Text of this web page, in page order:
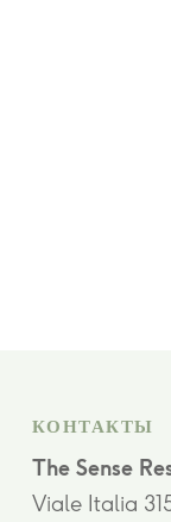
КОНТАКТЫ
The Sense
Viale Italia